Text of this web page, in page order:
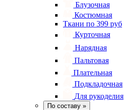
Блузочная
Костюмная
Ткани по 399 руб
Курточная
Нарядная
Пальтовая
Плательная
Подкладочная
Для рукоделия
По составу »